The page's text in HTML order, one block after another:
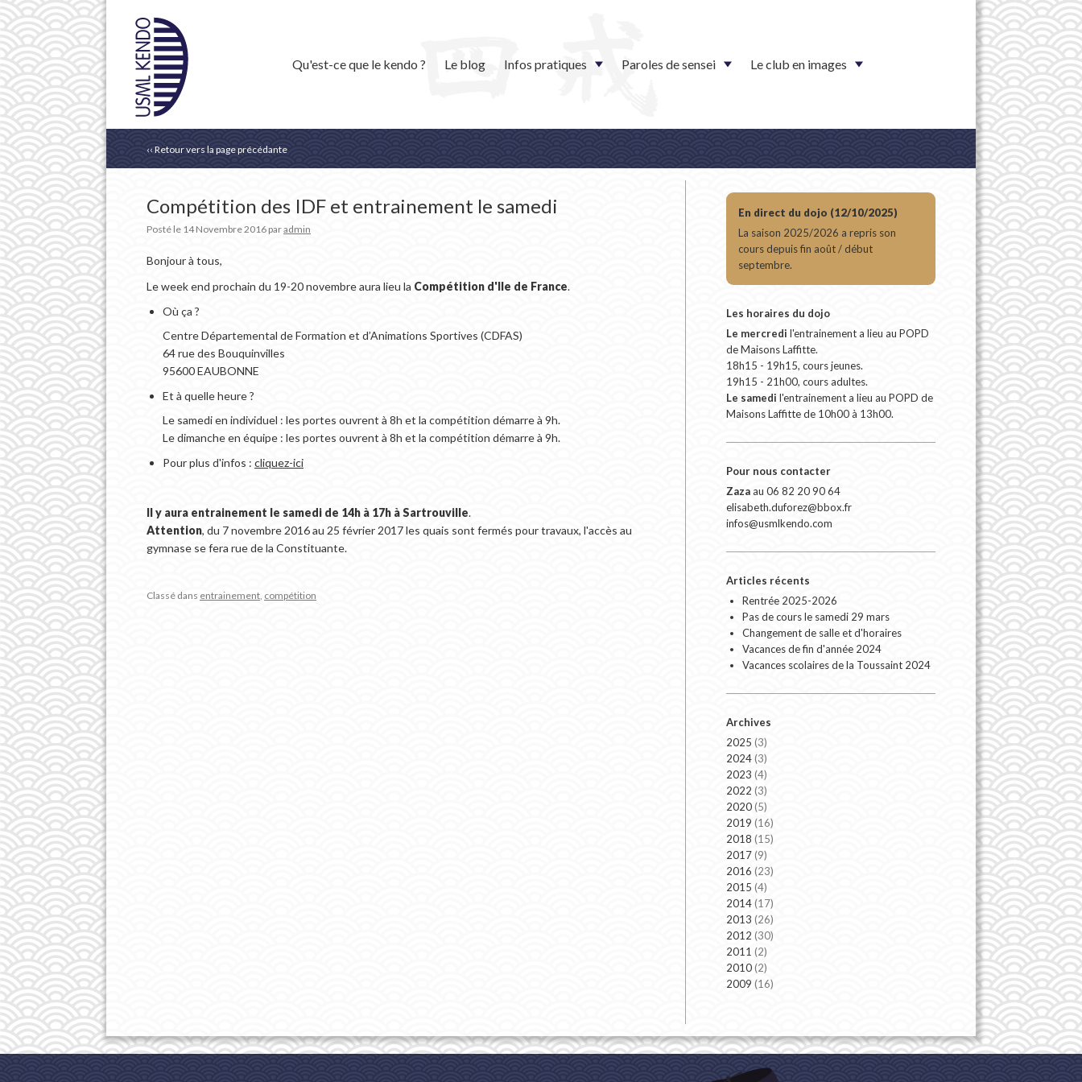
Qu'est-ce que le kendo ? Le blog Infos pratiques Paroles de sensei Le club en images
‹‹ Retour vers la page précédante
Compétition des IDF et entrainement le samedi
Posté le 14 Novembre 2016paradmin
Bonjour à tous,
Le week end prochain du 19-20 novembre aura lieu la Compétition d'Ile de France.
Où ça ?
Centre Départemental de Formation et d’Animations Sportives (CDFAS)
64 rue des Bouquinvilles
95600 EAUBONNE
Et à quelle heure ?
Le samedi en individuel : les portes ouvrent à 8h et la compétition démarre à 9h.
Le dimanche en équipe : les portes ouvrent à 8h et la compétition démarre à 9h.
Pour plus d'infos : cliquez-ici
Il y aura entrainement le samedi de 14h à 17h à Sartrouville.
Attention, du 7 novembre 2016 au 25 février 2017 les quais sont fermés pour travaux, l'accès au
gymnase se fera rue de la Constituante.
Classé dans entrainement compétition
En direct du dojo (12/10/2025)
La saison 2025/2026 a repris son
cours depuis fin août / début
septembre.
Les horaires du dojo
Le mercredi l'entrainement a lieu au POPD
de Maisons Laffitte.
18h15 - 19h15, cours jeunes.
19h15 - 21h00, cours adultes.
Le samedi l'entrainement a lieu au POPD de
Maisons Laffitte de 10h00 à 13h00.
Pour nous contacter
Zazaau 06 82 20 90 64
elisabeth.duforez@bbox.fr
infos@usmlkendo.com
Articles récents
Rentrée 2025-2026
Pas de cours le samedi 29 mars
Changement de salle et d'horaires
Vacances de fin d'année 2024
Vacances scolaires de la Toussaint 2024
Archives
2025 (3)
2024(3)
2023 (4)
2022 (3)
2020 (5)
2019 (16)
2018 (15)
2017 (9)
2016 (23)
2015 (4)
2014(17)
2013 (26)
2012 (30)
2011 (2)
2010(2)
2009 (16)